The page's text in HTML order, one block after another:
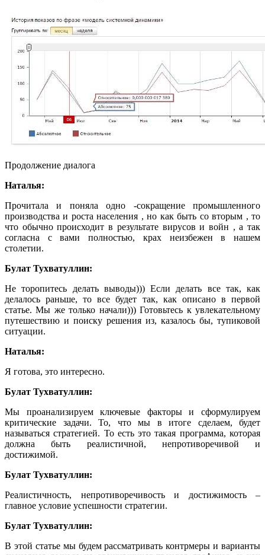
Продолжение диалога
Наталья:
Прочитала и поняла одно -сокращение промышленного
производства и роста населения , но как быть со вторым , то
что обычно происходит в результате вирусов и войн , а так
согласна с вами полностью, крах неизбежен в нашем
столетии.
Булат Тухватуллин:
Не торопитесь делать выводы))) Если делать все так, как
делалось раньше, то все будет так, как описано в первой
статье. Мы же только начали))) Готовьтесь к увлекательному
путешествию и поиску решения из, казалось бы, тупиковой
ситуации.
Наталья:
Я готова, это интересно.
Булат Тухватуллин:
Мы проанализируем ключевые факторы и сформулируем
критические задачи. То, что мы в итоге сделаем, будет
называться стратегией. То есть это такая программа, которая
должна быть реалистичной, непротиворечивой и
достижимой.
Булат Тухватуллин:
Реалистичность, непротиворечивость и достижимость –
главное условие успешности стратегии.
Булат Тухватуллин:
В этой статье мы будем рассматривать контрмеры и варианты